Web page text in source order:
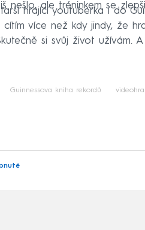
nešlo, ale tréninkem se
hrající youtuberka i do
cítím více než kdy jindy, že
si svůj život užívám. A
Guinnessova kniha rekordů videohra